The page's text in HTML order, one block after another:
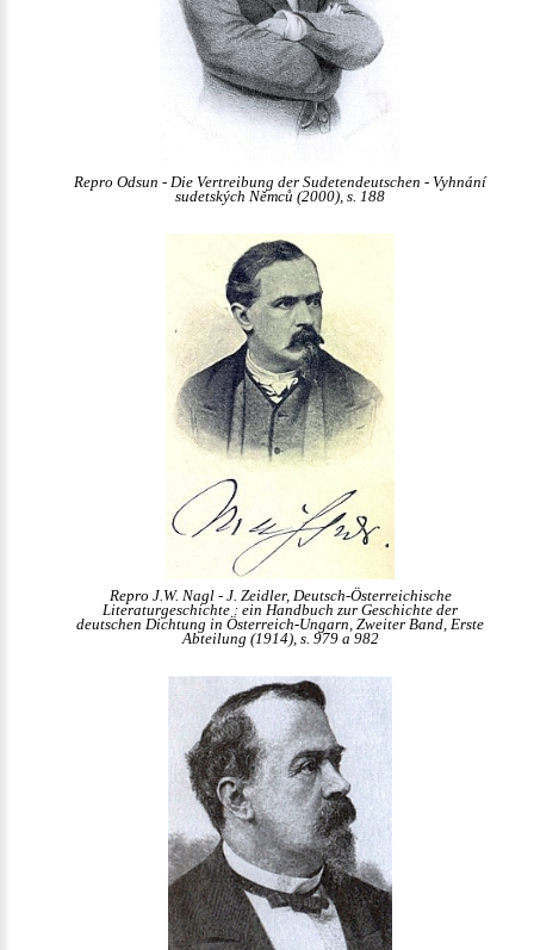
Repro Odsun - Die Vertreibung der Sudetendeutschen - Vyhnání
sudetských Němců (2000), s. 188
Repro J.W. Nagl - J. Zeidler, Deutsch-Österreichische
Literaturgeschichte : ein Handbuch zur Geschichte der
deutschen Dichtung in Österreich-Ungarn, Zweiter Band, Erste
Abteilung (1914), s. 979 a 982